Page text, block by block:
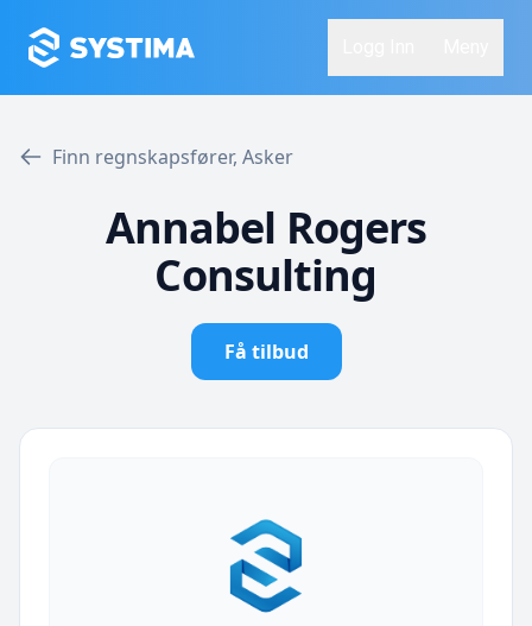
Finn regnskapsfører, Asker
Annabel Rogers
Consulting
Få tilbud